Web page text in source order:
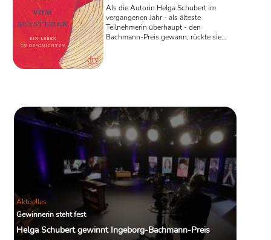
Als die Autorin Helga Schubert im
vergangenen Jahr - als älteste
Teilnehmerin überhaupt - den
Bachmann-Preis gewann, rückte sie
Aktuelles
Gewinnerin steht fest
Helga Schubert gewinnt Ingeborg-Bachmann-Preis